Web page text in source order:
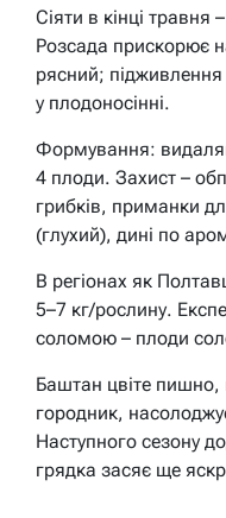
Сіяти в кінці травня
Розсада прискорює
рясний; підживлення
у плодоносінні.
Формування:
4 плоди. Захист –
грибків, приманки
(глухий), дині по
В регіонах як
5–7 кг/рослину.
соломою – плоди
Баштан цвіте
городник,
Наступного сезону
грядка засяє ще